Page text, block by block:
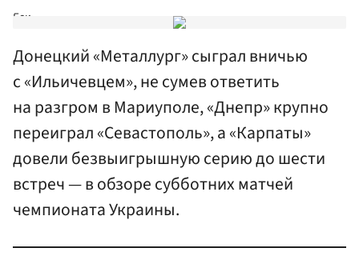
Донецкий «Металлург» сыграл вничью
с «Ильичевцем», не сумев ответить
на разгром в Мариуполе, «Днепр» крупно
переиграл «Севастополь», а «Карпаты»
довели безвыигрышную серию до шести
встреч — в обзоре субботних матчей
чемпионата Украины.